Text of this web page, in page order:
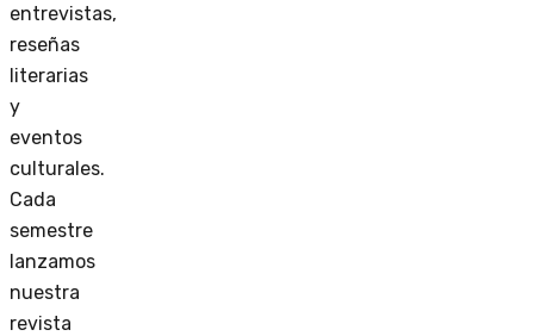
entrevistas,
reseñas
literarias
y
eventos
culturales.
Cada
semestre
lanzamos
nuestra
revista